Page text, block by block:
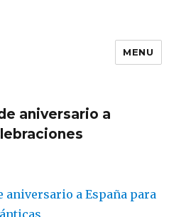
MENU
aniversario a